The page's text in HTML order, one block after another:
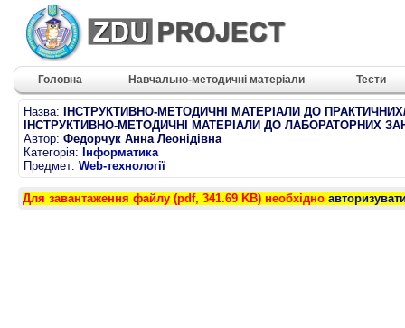
Головна Навчально-методичні матеріали Тести
Назва:
ІНСТРУКТИВНО-МЕТОДИЧНІ МАТЕРІАЛИ ДО
ІНСТРУКТИВНО-МЕТОДИЧНІ МАТЕРІАЛИ ДО ЛАБОРАТОРНИХ
Автор: Федорчук Анна Леонідівна
Категорія: Інформатика
Предмет: Web-технології
Для завантаження файлу (pdf, 341.69 KB) необхідно